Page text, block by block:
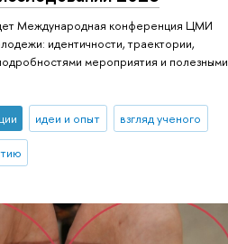
Международная конференция ЦМИ
идентичности, траектории,
мероприятия и полезными
идеи и опыт взгляд ученого